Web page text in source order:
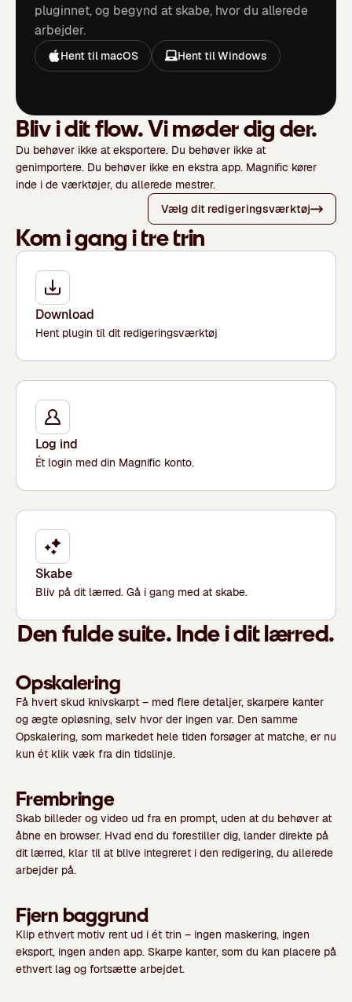
pluginnet, og begynd at skabe, hvor du allerede
arbejder.
Hent til macOS Hent til Windows
Bliv i dit flow. Vi møder dig der.
Du behøver ikke at eksportere. Du behøver ikke at
genimportere. Du behøver ikke en ekstra app. Magnific kører
inde i de værktøjer, du allerede mestrer.
Vælg dit redigeringsværktøj
Kom i gang i tre trin
Download
Hent plugin til dit redigeringsværktøj
Log ind
Ét login med din Magnific konto.
Skabe
Bliv på dit lærred. Gå i gang med at skabe.
Den fulde suite. Inde i dit lærred.
Opskalering
Få hvert skud knivskarpt – med flere detaljer, skarpere kanter
og ægte opløsning, selv hvor der ingen var. Den samme
Opskalering, som markedet hele tiden forsøger at matche, er nu
kun ét klik væk fra din tidslinje.
Frembringe
Skab billeder og video ud fra en prompt, uden at du behøver at
åbne en browser. Hvad end du forestiller dig, lander direkte på
dit lærred, klar til at blive integreret i den redigering, du allerede
arbejder på.
Fjern baggrund
Klip ethvert motiv rent ud i ét trin – ingen maskering, ingen
eksport, ingen anden app. Skarpe kanter, som du kan placere på
ethvert lag og fortsætte arbejdet.